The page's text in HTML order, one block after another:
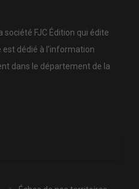
FJC Édition qui édite
est dédié à l’information
dans le département de la